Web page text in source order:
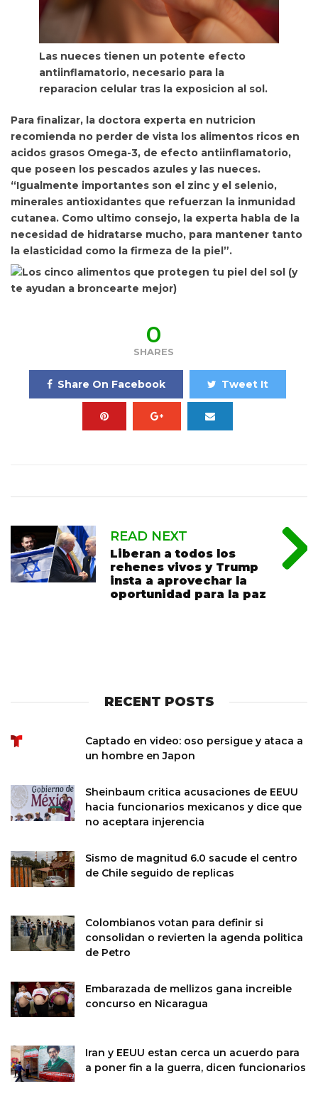
Las nueces tienen un potente efecto
antiinflamatorio, necesario para la
reparacion celular tras la exposicion al sol.
Para finalizar, la doctora experta en nutricion
recomienda no perder de vista los alimentos ricos en
acidos grasos Omega-3, de efecto antiinflamatorio,
que poseen los pescados azules y las nueces.
“Igualmente importantes son el zinc y el selenio,
minerales antioxidantes que refuerzan la inmunidad
cutanea. Como ultimo consejo, la experta habla de la
necesidad de hidratarse mucho, para mantener tanto
la elasticidad como la firmeza de la piel”.
0
SHARES
Share On Facebook Tweet It
READ NEXT
Liberan a todos los
rehenes vivos y Trump
insta a aprovechar la
oportunidad para la paz
RECENT POSTS
Captado en video: oso persigue y ataca a
un hombre en Japon
Sheinbaum critica acusaciones de EEUU
hacia funcionarios mexicanos y dice que
no aceptara injerencia
Sismo de magnitud 6.0 sacude el centro
de Chile seguido de replicas
Colombianos votan para definir si
consolidan o revierten la agenda politica
de Petro
Embarazada de mellizos gana increible
concurso en Nicaragua
Iran y EEUU estan cerca un acuerdo para
a poner fin a la guerra, dicen funcionarios